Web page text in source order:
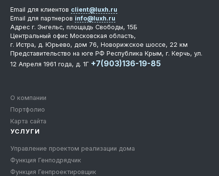
О компании
Портфолио
Карта сайта
УСЛУГИ
Управление проектом реализации дома
Функция Генподрядчик
Функция Генпроектировщик
Email для клиентов client@luxh.ru
Email для партнеров info@luxh.ru
Адрес г. Энгельс, площадь Свободы, 15Б
Центральный офис Московская область,
г. Истра, д. Юрьево, дом 76, Новорижское шоссе, 22 км
Представительство на юге РФ Республика Крым, г. Керчь, ул.
12 Апреля 1961 года, д. 1Г +7(903)136-19-85